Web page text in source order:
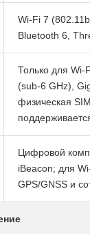
Wi-Fi 7
Bluetooth 6,
Только для Wi-
(sub-6 GHz),
физическая
Цифровой
iBeacon; для
GPS/GNSS и